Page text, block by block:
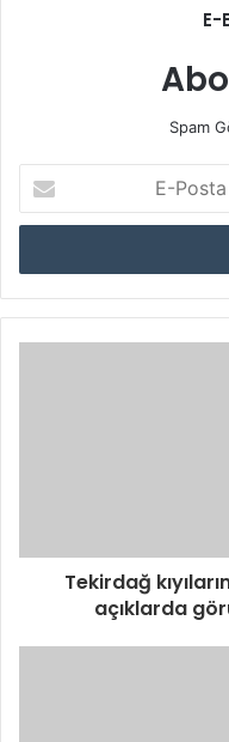
Spam
Posta
adresinizi
Tekirdağ
açıklarda